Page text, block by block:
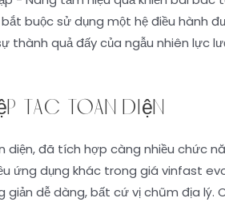
buộc sử dụng một hệ điều hành
thành quả đấy của ngẫu nhiên lực
tác toàn diện
đã tích hợp càng nhiều chức
ứng dụng khác trong giá vinfast
dễ dàng, bất cứ vị chũm địa